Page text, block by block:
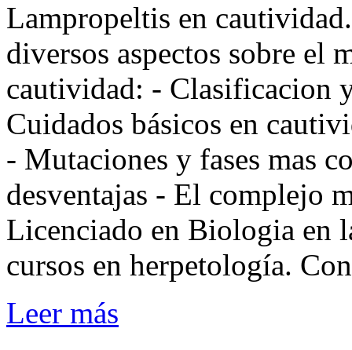
Lampropeltis en
diversos aspectos sobre el
cautividad: - Clasificacion
Cuidados básicos en
- Mutaciones y fases mas
desventajas - El complejo
Licenciado en Biologia en
cursos en herpetología.
Leer más